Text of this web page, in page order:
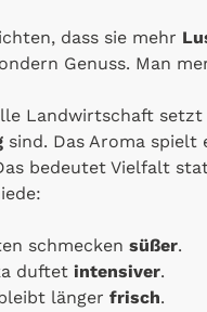
dass sie mehr
Genuss. Man
Landwirtschaft setzt
sind. Das Aroma
bedeutet Vielfalt
schmecken süßer.
duftet intensiver.
länger frisch.